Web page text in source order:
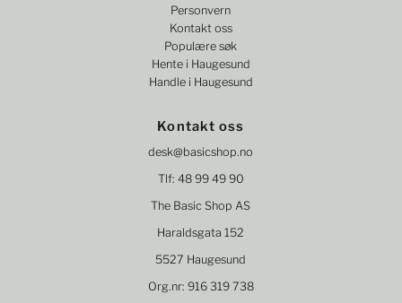
Personvern
Kontakt oss
Populære søk
Hente i Haugesund
Handle i Haugesund
Kontakt oss
desk@basicshop.no
Tlf: 48 99 49 90
The Basic Shop AS
Haraldsgata 152
5527 Haugesund
Org.nr: 916 319 738